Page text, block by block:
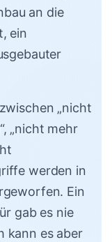
an die
ein
„nicht
„nicht mehr
werden in
Ein
gab es nie
kann es aber